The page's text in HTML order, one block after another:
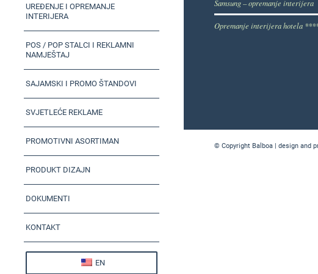
UREĐENJE I OPREMANJE
INTERIJERA
POS / POP STALCI I REKLAMNI
NAMJEŠTAJ
SAJAMSKI I PROMO ŠTANDOVI
SVJETLEĆE REKLAME
PROMOTIVNI ASORTIMAN
PRODUKT DIZAJN
DOKUMENTI
KONTAKT
EN
Samsung – opremanje interijera
Opremanje interijera hotela
© Copyright Balboa | design and